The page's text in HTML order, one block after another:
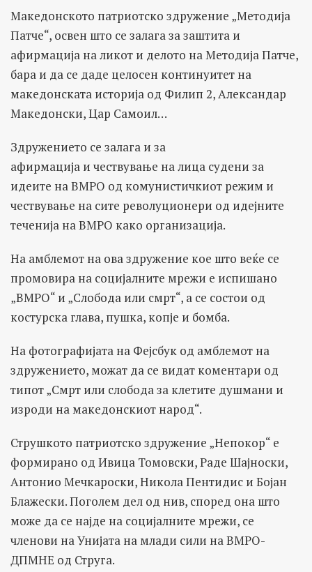
Македонското патриотско здружение „Методија
Патче“, освен што се залага за заштита и
афирмација на ликот и делото на Методија Патче,
бара и да се даде целосен континуитет на
македонската историја од Филип 2, Александар
Македонски, Цар Самоил…
Здружението се залага и за
афирмација и чествување на лица судени за
идеите на ВМРО од комунистичкиот режим и
чествување на сите револуционери од идејните
теченија на ВМРО како организација.
На амблемот на ова здружение кое што веќе се
промовира на социјалните мрежи е испишано
„ВМРО“ и „Слобода или смрт“, а се состои од
костурска глава, пушка, копје и бомба.
На фотографијата на Фејсбук од амблемот на
здружението, можат да се видат коментари од
типот „Смрт или слобода за клетите душмани и
изроди на македонскиот народ“.
Струшкото патриотско здружение „Непокор“ е
формирано од Ивица Томовски, Раде Шајноски,
Антонио Мечкароски, Никола Пентидис и Бојан
Блажески. Поголем дел од нив, според она што
може да се најде на социјалните мрежи, се
членови на Унијата на млади сили на ВМРО-
ДПМНЕ од Струга.